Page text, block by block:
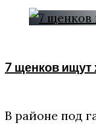
7 щенков ищут
В районе под